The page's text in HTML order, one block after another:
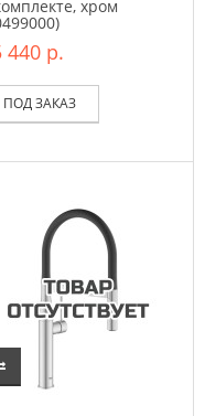
хром
440 р.
ПОД ЗАКАЗ